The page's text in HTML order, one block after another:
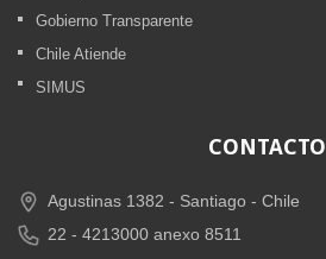
Gobierno Transparente
Chile Atiende
SIMUS
CONTACTO
Agustinas 1382 - Santiago - Chile
22 - 4213000 anexo 8511